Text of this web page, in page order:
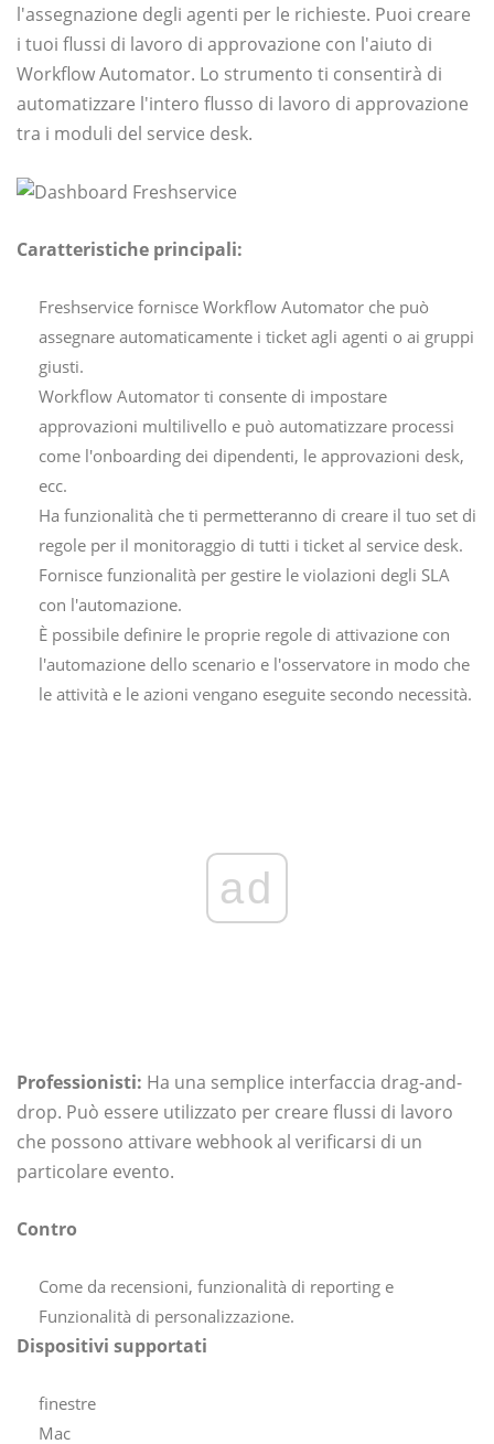
l'assegnazione degli agenti per le richieste. Puoi creare
i tuoi flussi di lavoro di approvazione con l'aiuto di
Workflow Automator. Lo strumento ti consentirà di
automatizzare l'intero flusso di lavoro di approvazione
tra i moduli del service desk.
Caratteristiche principali:
Freshservice fornisce Workflow Automator che può
assegnare automaticamente i ticket agli agenti o ai gruppi
giusti.
Workflow Automator ti consente di impostare
approvazioni multilivello e può automatizzare processi
come l'onboarding dei dipendenti, le approvazioni desk,
ecc.
Ha funzionalità che ti permetteranno di creare il tuo set di
regole per il monitoraggio di tutti i ticket al service desk.
Fornisce funzionalità per gestire le violazioni degli SLA
con l'automazione.
È possibile definire le proprie regole di attivazione con
l'automazione dello scenario e l'osservatore in modo che
le attività e le azioni vengano eseguite secondo necessità.
ad
Professionisti: Ha una semplice interfaccia drag-and-
drop. Può essere utilizzato per creare flussi di lavoro
che possono attivare webhook al verificarsi di un
particolare evento.
Contro
Come da recensioni, funzionalità di reporting e
Funzionalità di personalizzazione.
Dispositivi supportati
finestre
Mac